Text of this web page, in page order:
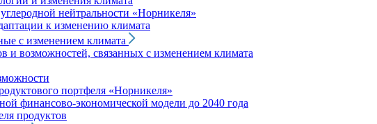
нейтральности «Норникеля»
к изменению климата
с изменением климата
и возможностей, связанных с изменением климата
портфеля «Норникеля»
финансово-экономической модели до 2040 года
продуктов